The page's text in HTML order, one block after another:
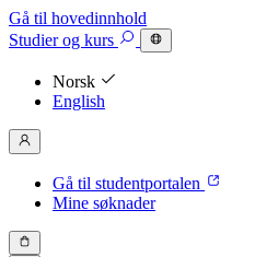
Gå til hovedinnhold
Studierog kurs
Norsk
English
Gå til studentportalen
Mine søknader